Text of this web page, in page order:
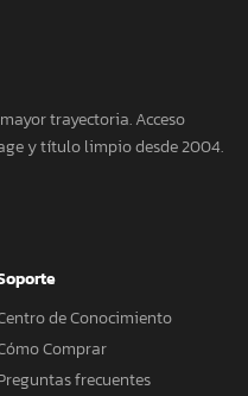
trayectoria. Acceso
y título limpio desde 2004.
de Conocimiento
Comprar
frecuentes